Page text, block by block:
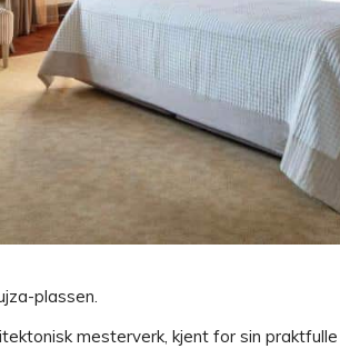
plassen.
mesterverk, kjent for sin